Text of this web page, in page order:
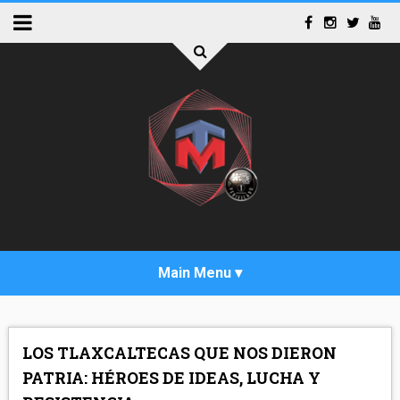
LOS TLAXCALTECAS QUE NOS DIERON
PATRIA: HÉROES DE IDEAS, LUCHA Y